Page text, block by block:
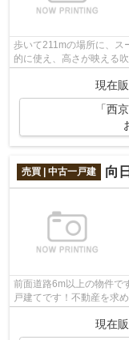
歩いて211mの場所に、ス
的に使え、高さが映える
現在
「西
売買 | 中古一戸建 向
前面道路6m以上の物件で
戸建てです！不動産を求
現在